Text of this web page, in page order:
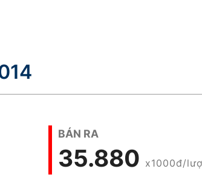
BÁN RA
35.880 x1000đ/